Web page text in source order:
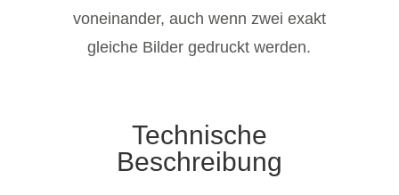
voneinander, auch wenn zwei exakt
gleiche Bilder gedruckt werden.
Technische
Beschreibung